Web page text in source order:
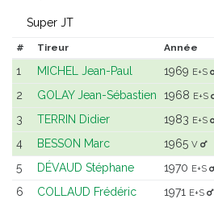
Super JT
# Tireur Année
1 MICHEL Jean-Paul 1969 E+S
2
GOLAY Jean-Sébastien 1968 E+S
3
TERRIN Didier 1983 E+S
4
BESSON Marc 1965 V
5
DÉVAUD Stéphane 1970 E+S
6
COLLAUD Frédéric 1971 E+S